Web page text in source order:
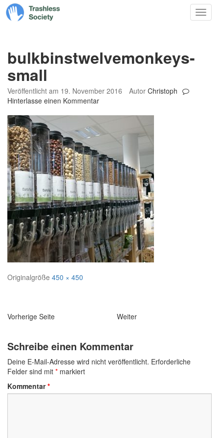
Zum
Inhalt
springen
bulkbinstwelvemonkeys-
small
Veröffentlicht am 19. November 2016 Autor Christoph
Hinterlasse einen Kommentar
Originalgröße 450 × 450
Navigation
Vorherige Seite Weiter
Schreibe einen Kommentar
Deine E-Mail-Adresse wird nicht veröffentlicht. Erforderliche
Felder sind mit * markiert
Kommentar*